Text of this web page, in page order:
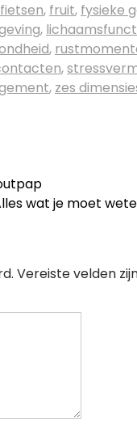
fietsen, fruit, fysieke
,
,
,
, zes
wat je moet
Vereiste velden